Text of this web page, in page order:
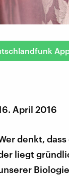
April 2016
denkt,
liegt